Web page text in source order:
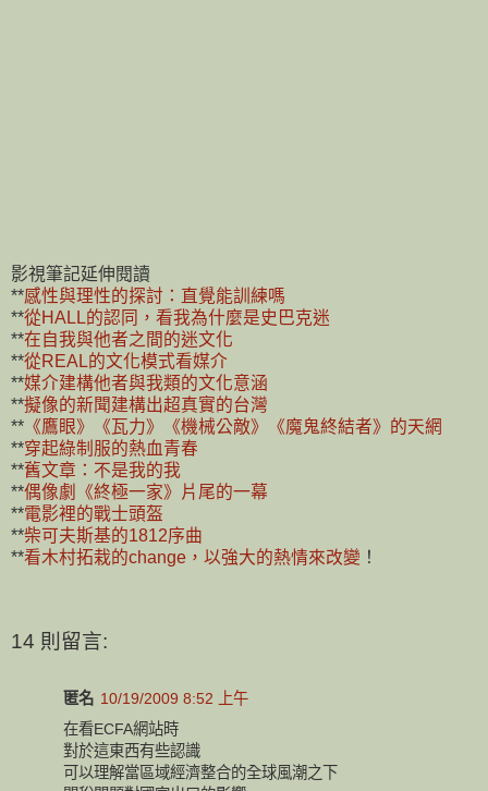
影視筆記延伸閱讀
**感性與理性的探討：直覺能訓練嗎
**從HALL的認同，看我為什麼是史巴克迷
**在自我與他者之間的迷文化
**從REAL的文化模式看媒介
**媒介建構他者與我類的文化意涵
**擬像的新聞建構出超真實的台灣
** 《鷹眼》《瓦力》《機械公敵》《魔鬼終結者》的天網
**穿起綠制服的熱血青春
**舊文章：不是我的我
**偶像劇《終極一家》片尾的一幕
**電影裡的戰士頭盔
**柴可夫斯基的1812序曲
**看木村拓栽的change，以強大的熱情來改變 ！
14 則留言:
匿名 10/19/2009 8:52 上午
在看ECFA網站時
對於這東西有些認識
可以理解當區域經濟整合的全球風潮之下